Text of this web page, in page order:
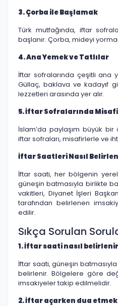
3. Çorba ile Başlamak
Türk mutfağında, iftar
başlanır. Çorba, mideyi
4. Ana Yemek ve Tatlılar
İftar sofralarında çeşitli ana
Güllaç, baklava ve kadayıf
lezzetleri arasında yer alır.
5. İftar Sofralarında
İslam’da paylaşım büyük
iftar sofraları, misafirlerle ve
İftar Saatleri Nasıl
İftar saati, her bölgenin
güneşin batmasıyla birlikte
vakitleri, Diyanet İşleri
tarafından belirlenen
edilir.
Sıkça Sorulan
1. İftar saati nasıl
İftar saati, güneşin
belirlenir. Bölgelere göre
imsakiyeler takip edilmelidir.
2. İftar açarken dua